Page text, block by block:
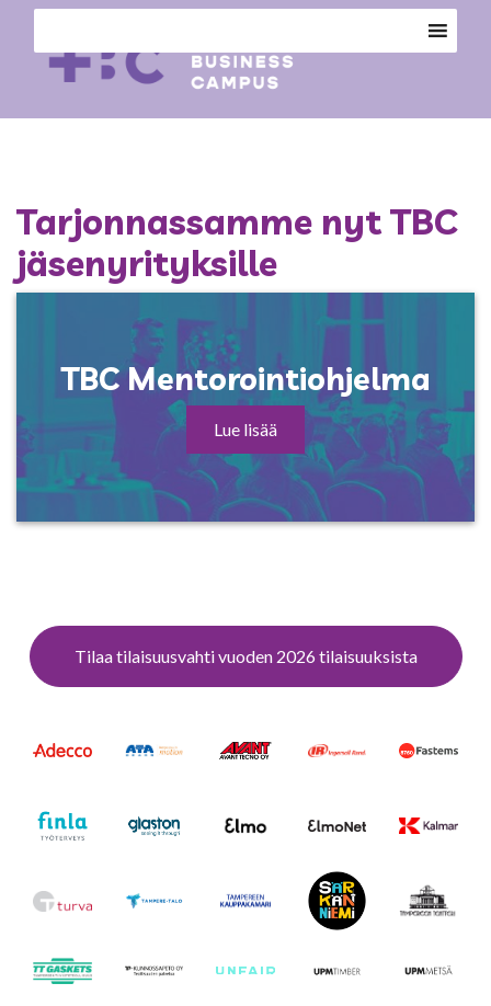
Tarjonnassamme nyt TBC
jäsenyrityksille
TBC Mentorointiohjelma
Lue lisää
Tilaa tilaisuusvahti vuoden 2026 tilaisuuksista